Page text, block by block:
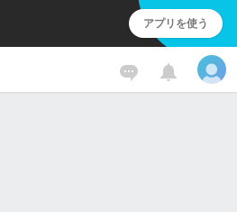
アプリを使う